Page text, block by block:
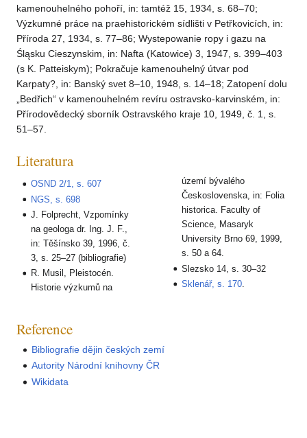
kamenouhelného pohoří, in: tamtéž 15, 1934, s. 68–70;
Výzkumné práce na praehistorickém sídlišti v Petřkovicích, in:
Příroda 27, 1934, s. 77–86; Wystepowanie ropy i gazu na
Śląsku Cieszynskim, in: Nafta (Katowice) 3, 1947, s. 399–403
(s K. Patteiskym); Pokračuje kamenouhelný útvar pod
Karpaty?, in: Banský svet 8–10, 1948, s. 14–18; Zatopení dolu
„Bedřich“ v kamenouhelném revíru ostravsko-karvinském, in:
Přírodovědecký sborník Ostravského kraje 10, 1949, č. 1, s.
51–57.
Literatura
OSND 2/1, s. 607
NGS, s. 698
J. Folprecht, Vzpomínky
na geologa dr. Ing. J. F.,
in: Těšínsko 39, 1996, č.
3, s. 25–27 (bibliografie)
R. Musil, Pleistocén.
Historie výzkumů na
území bývalého
Československa, in: Folia
historica. Faculty of
Science, Masaryk
University Brno 69, 1999,
s. 50 a 64.
Slezsko 14, s. 30–32
Sklenář, s. 170
Reference
Bibliografie dějin českých zemí
Autority Národní knihovny ČR
Wikidata